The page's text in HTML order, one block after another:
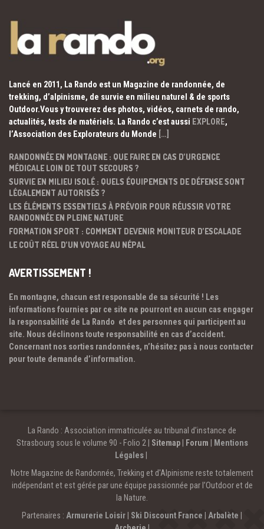
Lancé en 2011, La Rando est un Magazine de randonnée, de
trekking, d’alpinisme, de survie en milieu naturel & de sports
Outdoor.Vous y trouverez des photos, vidéos, carnets de rando,
actualités, tests de matériels. La Rando c’est aussi EXPLORE,
l’Association des Explorateurs du Monde […]
RANDONNÉE EN MONTAGNE : QUE FAIRE EN CAS D’URGENCE
MÉDICALE LOIN DE TOUT SECOURS ?
SURVIE EN MILIEU ISOLÉ : QUELS ÉQUIPEMENTS DE DÉFENSE SONT
LÉGALEMENT AUTORISÉS ?
LES ÉLÉMENTS ESSENTIELS À PRÉVOIR POUR RÉUSSIR VOTRE
RANDONNÉE EN PLEINE NATURE
FORMATION SPORT : COMMENT DEVENIR MONITEUR D’ESCALADE
LE COÛT RÉEL D’UN VOYAGE AU NÉPAL
AVERTISSEMENT !
En montagne, chacun est responsable de sa sécurité ! Les
informations fournies par ce site ne pourront en aucun cas engager
la responsabilité de La Rando et des personnes qui participent au
site. Nous déclinons toute responsabilité en cas d’accident.
Concernant nos sorties randonnées, n’hésitez pas à nous contacter
pour toute demande d’information.
La Rando : Association immatriculée au tribunal d’instance de
Strasbourg sous le volume 90 - Folio 2 | Sitemap| Forum
Mentions
Légales
Notre Magazine de Randonnée, Trekking et d'Alpinisme reste totalement
indépendant et est gérée par une équipe passionnée par l’Outdoor et de
la Nature.
Partenaires : Armurerie Loisir Ski Discount France Arbalète